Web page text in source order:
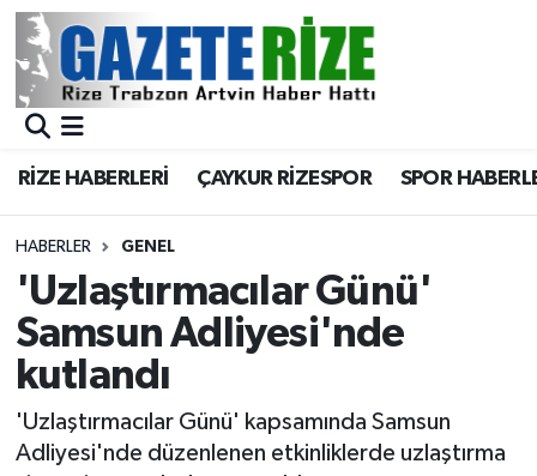
RİZE HABERLERİ ÇAYKUR RİZESPOR SPOR
HABERLER GENEL
'Uzlaştırmacılar Günü'
Samsun Adliyesi'nde
kutlandı
'Uzlaştırmacılar Günü' kapsamında Samsun
Adliyesi'nde düzenlenen etkinliklerde uzlaştırma
BÖLGEMİZ
Asayiş
Rize Jandarma Komutanlığı
Bilim Teknoloji
Advertising news
Merkez Nöbetçi Eczaneler
Merkez Trafik Yoğunluk Haritası
Süper Lig Puan Durumu ve Fikstür
Tüm Manşetler
Haber Arşivi